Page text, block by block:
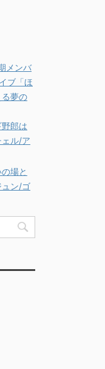
メンバ
ブ「ほ
夢の
野郎は
ル/ア
場と
ュン/ゴ